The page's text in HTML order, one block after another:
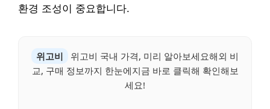
환경 조성이 중요합니다.
위고비
위고비 국내 가격, 미리 알아보세요해외 비
교, 구매 정보까지 한눈에지금 바로 클릭해 확인해보
세요!